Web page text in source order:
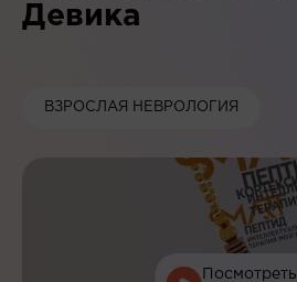
Девика
ВЗРОСЛАЯ НЕВРОЛОГИЯ
Посмотреть